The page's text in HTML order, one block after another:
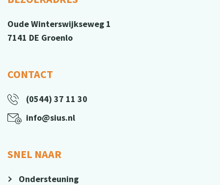
Oude Winterswijkseweg 1
7141 DE Groenlo
CONTACT
(0544) 37 11 30
info@sius.nl
SNEL NAAR
Ondersteuning